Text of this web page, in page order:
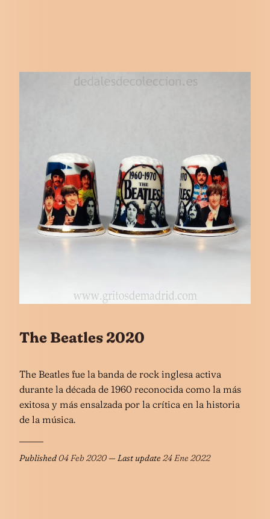
The Beatles 2020
The Beatles fue la banda de rock​ inglesa activa
durante la década de 1960 reconocida como la más
exitosa y más ensalzada por la crítica en la historia
de la música.
Published04 Feb 2020— Last update24 Ene 2022